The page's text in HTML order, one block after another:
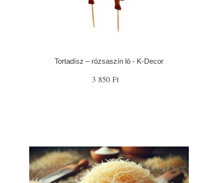
Tortadísz – rózsaszín ló - K-Decor
3 850 Ft